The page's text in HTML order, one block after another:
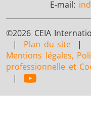
E-mail:
©2026 CEIA
| Plan du site |
Mentions légales,
professionnelle et
|